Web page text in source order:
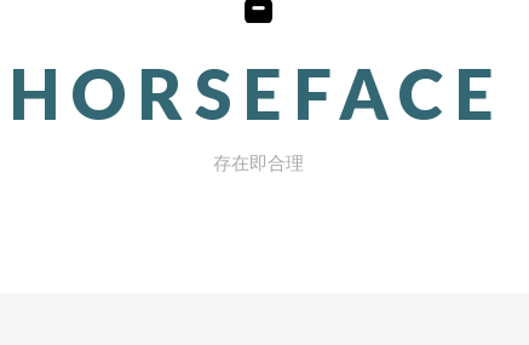
HORSEFACE
存在即合理